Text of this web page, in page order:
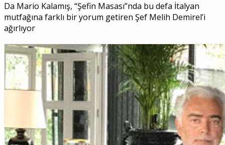
Da Mario Kalamış, “Şefin Masası”nda bu defa İtalyan
mutfağına farklı bir yorum getiren Şef Melih Demirel’i
ağırlıyor